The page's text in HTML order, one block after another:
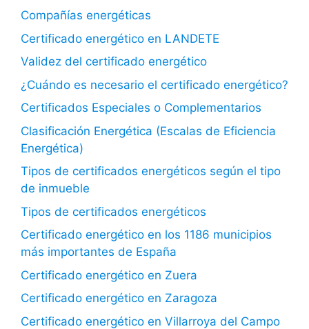
Compañías energéticas
Certificado energético en LANDETE
Validez del certificado energético
¿Cuándo es necesario el certificado energético?
Certificados Especiales o Complementarios
Clasificación Energética (Escalas de Eficiencia
Energética)
Tipos de certificados energéticos según el tipo
de inmueble
Tipos de certificados energéticos
Certificado energético en los 1186 municipios
más importantes de España
Certificado energético en Zuera
Certificado energético en Zaragoza
Certificado energético en Villarroya del Campo